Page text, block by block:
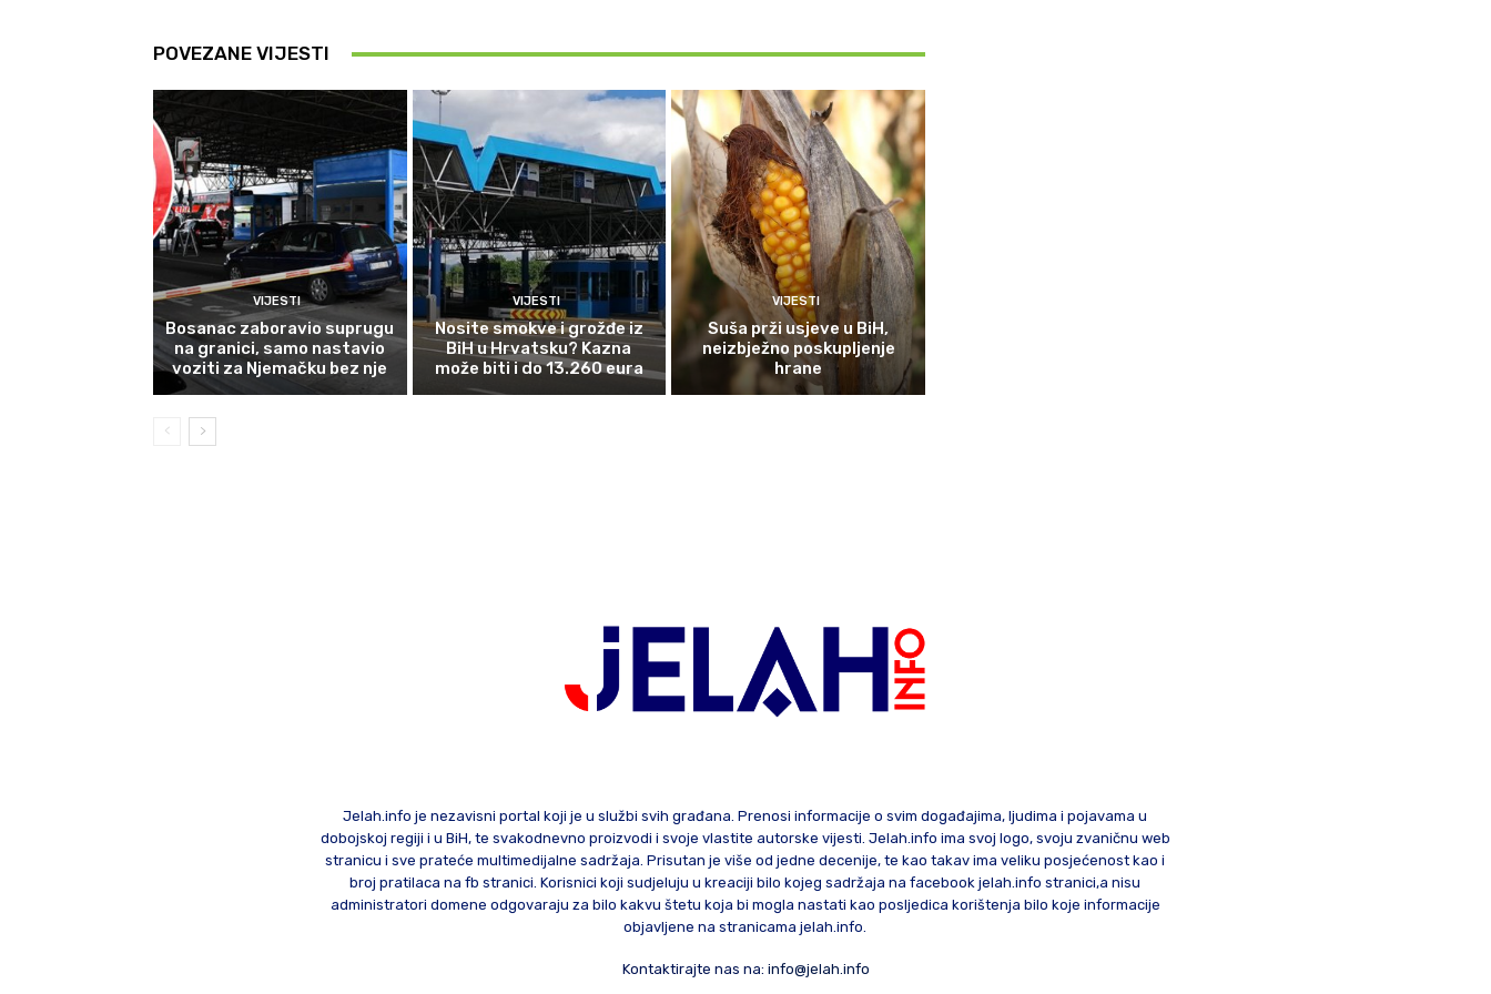
POVEZANE VIJESTI
VIJESTI
Bosanac zaboravio suprugu
na granici, samo nastavio
voziti za Njemačku bez nje
VIJESTI
Nosite smokve i grožđe iz
BiH u Hrvatsku? Kazna
može biti i do 13.260 eura
VIJESTI
Suša prži usjeve u BiH,
neizbježno poskupljenje
hrane
Jelah.info je nezavisni portal koji je u službi svih građana. Prenosi informacije o svim događajima, ljudima i pojavama u
dobojskoj regiji i u BiH, te svakodnevno proizvodi i svoje vlastite autorske vijesti. Jelah.info ima svoj logo, svoju zvaničnu web
stranicu i sve prateće multimedijalne sadržaja. Prisutan je više od jedne decenije, te kao takav ima veliku posjećenost kao i
broj pratilaca na fb stranici. Korisnici koji sudjeluju u kreaciji bilo kojeg sadržaja na facebook jelah.info stranici,a nisu
administratori domene odgovaraju za bilo kakvu štetu koja bi mogla nastati kao posljedica korištenja bilo koje informacije
objavljene na stranicama jelah.info.
Kontaktirajte nas na: info@jelah.info